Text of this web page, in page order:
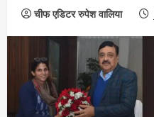
चीफ एडिटर रुपेश वालिया